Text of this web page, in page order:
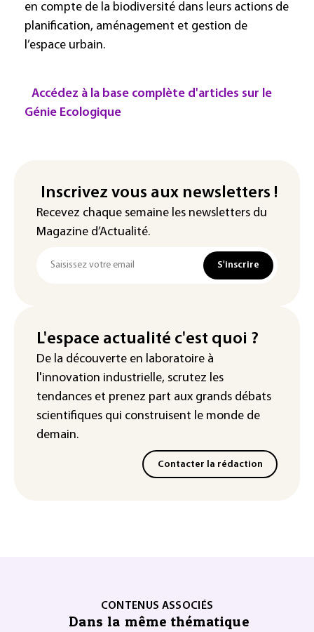
en compte de la biodiversité dans leurs actions de
planification, aménagement et gestion de
l’espace urbain.
Accédez à la base complète d'articles sur le
Génie Ecologique
Inscrivez vous aux newsletters !
Recevez chaque semaine les newsletters du
Magazine d’Actualité.
S'inscrire
L'espace actualité c'est quoi ?
De la découverte en laboratoire à
l'innovation industrielle, scrutez les
tendances et prenez part aux grands débats
scientifiques qui construisent le monde de
demain.
Contacter la rédaction
CONTENUS ASSOCIÉS
Dans la même thématique